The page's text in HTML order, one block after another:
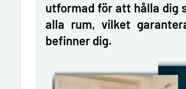
utformad för att hålla dig
alla rum, vilket
befinner dig.